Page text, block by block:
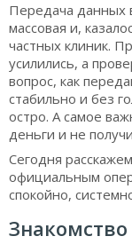
Передача данных
массовая и,
частных клиник.
усилились, а
вопрос, как
стабильно и без
остро. А самое
деньги и не
Сегодня
официальным
спокойно,